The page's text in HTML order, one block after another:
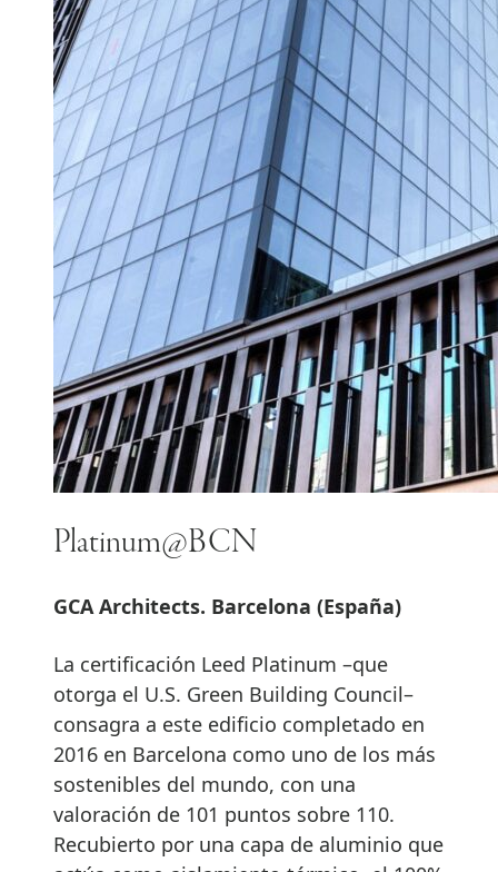
Platinum@BCN
GCA Architects. Barcelona (España)
La certificación Leed Platinum –que
otorga el U.S. Green Building Council–
consagra a este edificio completado en
2016 en Barcelona como uno de los más
sostenibles del mundo, con una
valoración de 101 puntos sobre 110.
Recubierto por una capa de aluminio que